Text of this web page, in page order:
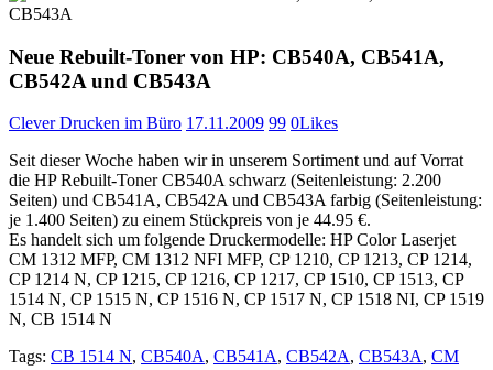
Neue Rebuilt-Toner von HP: CB540A, CB541A,
CB542A und CB543A
Clever Drucken im Büro 17.11.2009 99 0Likes
Seit dieser Woche haben wir in unserem Sortiment und auf Vorrat
die HP Rebuilt-Toner CB540A schwarz (Seitenleistung: 2.200
Seiten) und CB541A, CB542A und CB543A farbig (Seitenleistung:
je 1.400 Seiten) zu einem Stückpreis von je 44.95 €.
Es handelt sich um folgende Druckermodelle: HP Color Laserjet
CM 1312 MFP, CM 1312 NFI MFP, CP 1210, CP 1213, CP 1214,
CP 1214 N, CP 1215, CP 1216, CP 1217, CP 1510, CP 1513, CP
1514 N, CP 1515 N, CP 1516 N, CP 1517 N, CP 1518 NI, CP 1519
N, CB 1514 N
Tags: CB 1514 N, CB540A, CB541A, CB542A, CB543A, CM